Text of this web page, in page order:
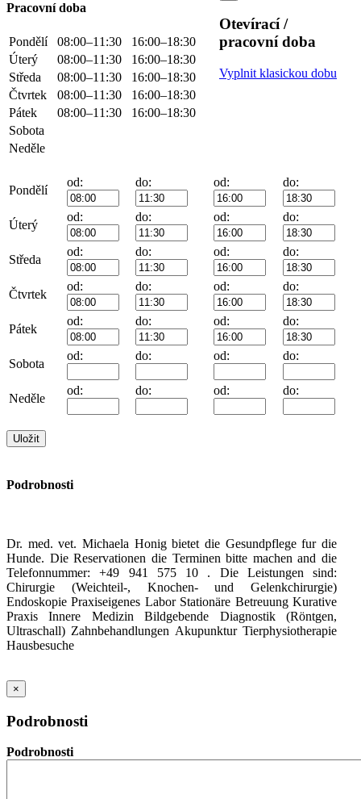
Pracovní doba
Pondělí 08:00–11:30
16:00–18:30
Úterý
08:00–11:30
16:00–18:30
Středa
08:00–11:30
16:00–18:30
Čtvrtek
08:00–11:30
16:00–18:30
Pátek
08:00–11:30
16:00–18:30
Sobota
Neděle
Otevírací /
pracovní doba
Vyplnit klasickou dobu
Pondělí
od: do: od: do:
Úterý
od: do: od: do:
Středa
od: do: od: do:
Čtvrtek
od: do: od: do:
Pátek
od: do: od: do:
Sobota
od: do: od: do:
Neděle
od: do: od: do:
Podrobnosti
Dr. med. vet. Michaela Honig bietet die Gesundpflege fur die
Hunde. Die Reservationen die Terminen bitte machen and die
Telefonnummer: +49 941 575 10 . Die Leistungen sind:
Chirurgie (Weichteil-, Knochen- und Gelenkchirurgie)
Endoskopie Praxiseigenes Labor Stationäre Betreuung Kurative
Praxis Innere Medizin Bildgebende Diagnostik (Röntgen,
Ultraschall) Zahnbehandlungen Akupunktur Tierphysiotherapie
Hausbesuche
×
Podrobnosti
Podrobnosti